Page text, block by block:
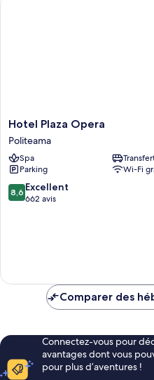
Hotel
Plaza
Opera
Politeama
Hotel Plaza Opera
Politeama
Spa
Parking
Wi-Fi
8.6
sur
8,6 Excellent
662 avis
Comparer des
Connectez-vous pour
avantages dont vous
pour plus d’aventures !